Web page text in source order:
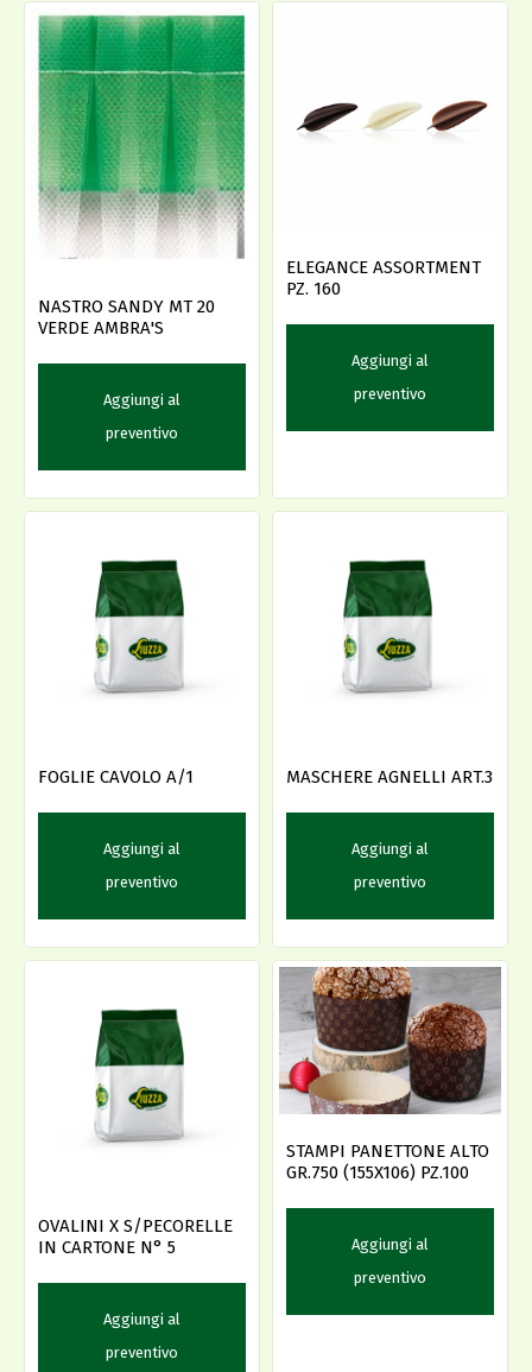
NASTRO SANDY MT 20
VERDE AMBRA'S
Aggiungi al
preventivo
ELEGANCE ASSORTMENT
PZ. 160
Aggiungi al
preventivo
FOGLIE CAVOLO A/1
Aggiungi al
preventivo
MASCHERE AGNELLI ART.3
Aggiungi al
preventivo
OVALINI X S/PECORELLE
IN CARTONE N° 5
Aggiungi al
preventivo
STAMPI PANETTONE ALTO
GR.750 (155X106) PZ.100
Aggiungi al
preventivo